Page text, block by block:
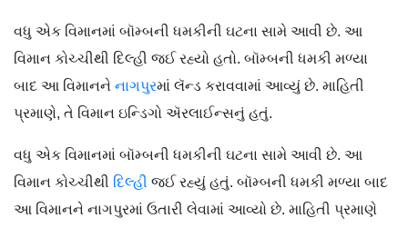
વધુ એક વિમાનમાં બૉમ્બની ધમકીની ઘટના સામે આવી છે. આ
વિમાન કોચ્ચીથી દિલ્હી જઈ રહ્યો હતો. બૉમ્બની ધમકી મળ્યા
બાદ આ વિમાનને નાગપુરમાં લૅન્ડ કરાવવામાં આવ્યું છે. માહિતી
પ્રમાણે, તે વિમાન ઇન્ડિગો ઍરલાઈન્સનું હતું.
વધુ એક વિમાનમાં બૉમ્બની ધમકીની ઘટના સામે આવી છે. આ
વિમાન કોચ્ચીથી દિલ્હી જઈ રહ્યું હતું. બૉમ્બની ધમકી મળ્યા બાદ
આ વિમાનને નાગપુરમાં ઉતારી લેવામાં આવ્યો છે. માહિતી પ્રમાણે